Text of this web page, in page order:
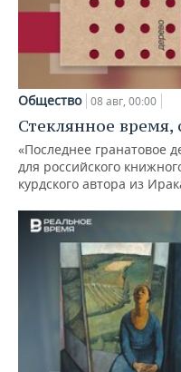
Общество 08 авг, 00:00
Стеклянное время,
«Последнее гранатовое
для российского
курдского автора из